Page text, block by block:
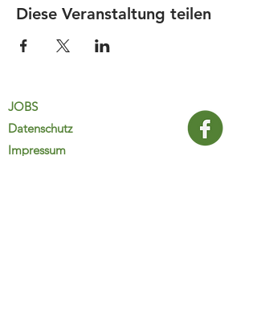
Diese Veranstaltung teilen
JOBS
Datenschutz
Impressum